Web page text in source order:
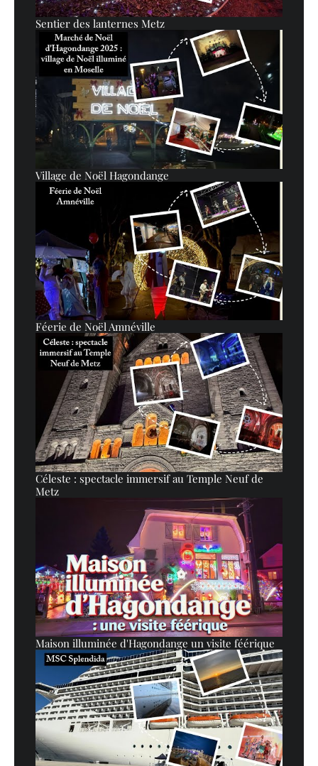
Sentier des lanternes Metz
Village de Noël Hagondange
Féerie de Noël Amnéville
Céleste : spectacle immersif au Temple Neuf de
Metz
Maison illuminée d'Hagondange un visite féérique